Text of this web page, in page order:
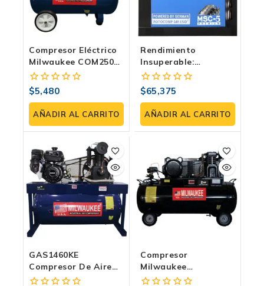
Compresor Eléctrico
Milwaukee COM250H
| 2 HP, 50 Litros, 116
PSI
0
fuera
de
5
$5,480
AÑADIR AL CARRITO
Rendimiento
Insuperable:
Compresor De
Tornillo MSC-5P+
Para La Industria
0
fuera
de
5
$65,375
AÑADIR AL CARRITO
GAS1460KE
Compresor De Aire
De Gasolina De 14
Compresor
Milwaukee
COMJC20H108B |